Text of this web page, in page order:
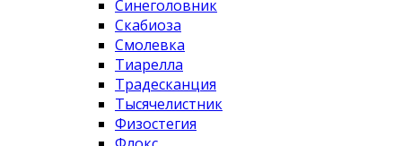
Синеголовник
Скабиоза
Смолевка
Тиарелла
Традесканция
Тысячелистник
Физостегия